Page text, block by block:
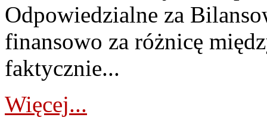
Odpowiedzialne za
finansowo za różnicę
faktycznie...
Więcej...